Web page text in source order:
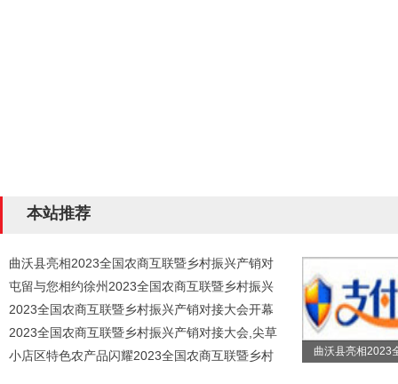
本站推荐
曲沃县亮相2023全国农商互联暨乡村振兴产销对
屯留与您相约徐州2023全国农商互联暨乡村振兴
2023全国农商互联暨乡村振兴产销对接大会开幕
2023全国农商互联暨乡村振兴产销对接大会,尖草
小店区特色农产品闪耀2023全国农商互联暨乡村
曲沃县亮相2023